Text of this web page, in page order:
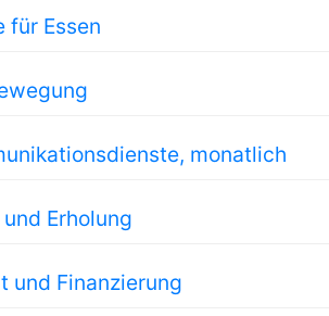
für Essen
monatlich
Erholung
und Finanzierung